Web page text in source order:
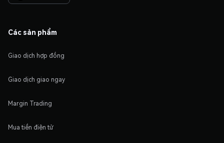
Các sản phẩm
Giao dịch hợp đồng
Giao dịch giao ngay
Margin Trading
Mua tiền điện tử